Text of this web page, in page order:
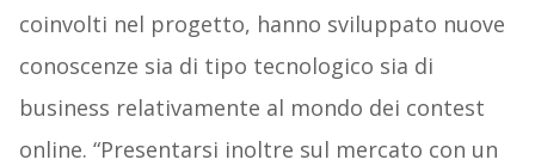
coinvolti nel progetto, hanno sviluppato nuove
conoscenze sia di tipo tecnologico sia di
business relativamente al mondo dei contest
online. “Presentarsi inoltre sul mercato con un